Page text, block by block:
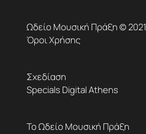
Ωδείο Μουσική Πράξη © 2021
Όροι Χρήσης
Σχεδίαση
Specials Digital Athens
Το Ωδείο Μουσική Πράξη